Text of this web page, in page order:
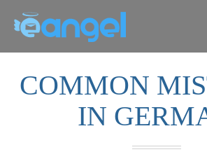
COMMON
IN